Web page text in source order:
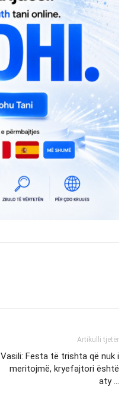
Artikulli tjetër
Vasili: Festa të trishta që nuk i
meritojmë, kryefajtori është
aty …